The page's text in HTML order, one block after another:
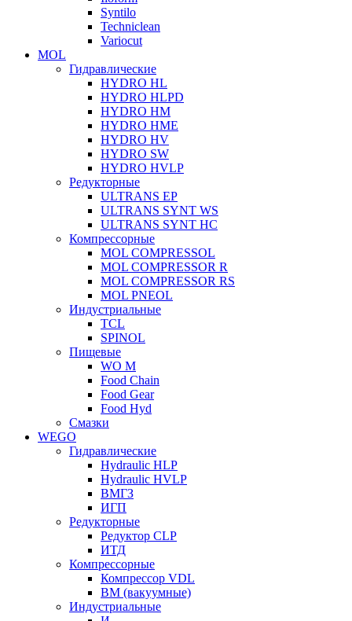
Syntilo
Techniclean
Variocut
MOL
Гидравлические
HYDRO HL
HYDRO HLPD
HYDRO HM
HYDRO HME
HYDRO HV
HYDRO SW
HYDRO HVLP
Редукторные
ULTRANS EP
ULTRANS SYNT WS
ULTRANS SYNT HC
Компрессорные
MOL COMPRESSOL
MOL COMPRESSOR R
MOL COMPRESSOR RS
MOL PNEOL
Индустриальные
TCL
SPINOL
Пищевые
WO M
Food Chain
Food Gear
Food Hyd
Смазки
WEGO
Гидравлические
Hydraulic HLP
Hydraulic HVLP
ВМГЗ
ИГП
Редукторные
Редуктор CLP
ИТД
Компрессорные
Компрессор VDL
ВМ (вакуумные)
Индустриальные